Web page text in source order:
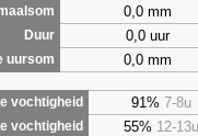
0,0 mm
Duur 0,0 uur
uursom 0,0 mm
vochtigheid 91% 7-8u
vochtigheid 55% 12-13u